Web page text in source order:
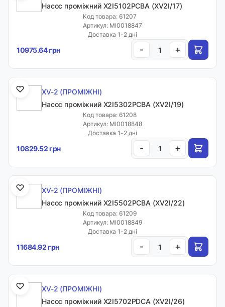
Насос проміжний X2I5102PCBA (XV2I/17)
Код товара: 61207
Артикул: MI0018847
Доставка 1-2 дні
10975.64 грн - +
XV-2 (ПРОМІЖНІ)
Насос проміжний X2I5302PCBA (XV2I/19)
Код товара: 61208
Артикул: MI0018848
Доставка 1-2 дні
10829.52 грн - +
XV-2 (ПРОМІЖНІ)
Насос проміжний X2I5502PCBA (XV2I/22)
Код товара: 61209
Артикул: MI0018849
Доставка 1-2 дні
11684.92 грн - +
XV-2 (ПРОМІЖНІ)
Насос проміжний X2I5702PDCA (XV2I/26)